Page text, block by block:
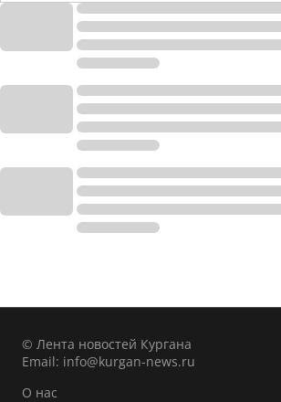
© Лента новостей Кургана
Email: info@kurgan-news.ru
О нас